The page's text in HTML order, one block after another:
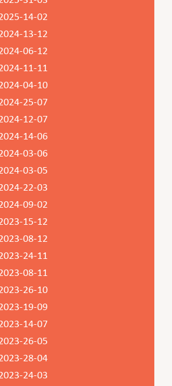
de la jeunesse (SNJ) – Antenne
en matière d’environnement
(Lauschterwee)
NeiSchmelz
Général)
d’Aménagement Particulier « Quartiers
d’Aménagement Particulier « Nouveau
de procédure
Modifications ponctuelles
14-02
13-12
06-12
11-11
04-10
25-07
12-07
14-06
03-06
03-05
22-03
09-02
15-12
08-12
24-11
08-11
26-10
19-09
14-07
26-05
28-04
24-03